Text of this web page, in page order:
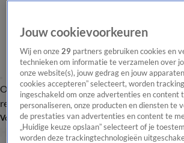
Overzicht Laatste nieuws Regionieuws Het beste
redactie
Volg Hart van Nederland
Jouw cookievoorkeuren
Wij en onze29 partners gebruiken cookies en
technieken om informatie te verzamelen over
onze website(s), jouw gedrag en jouw
cookies accepteren” selecteert, worden
ingeschakeld om onze advertenties en content
personaliseren, onze producten en diensten te
de prestaties van advertenties en content te
„Huidige keuze opslaan” selecteert of je
worden deze trackingtechnologieën